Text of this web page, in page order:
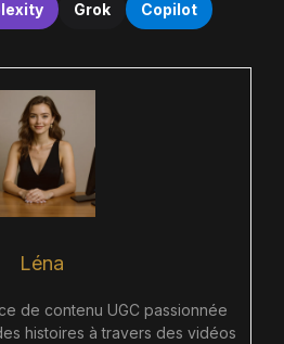
Grok Copilot
Léna
de contenu UGC passionnée
histoires à travers des vidéos